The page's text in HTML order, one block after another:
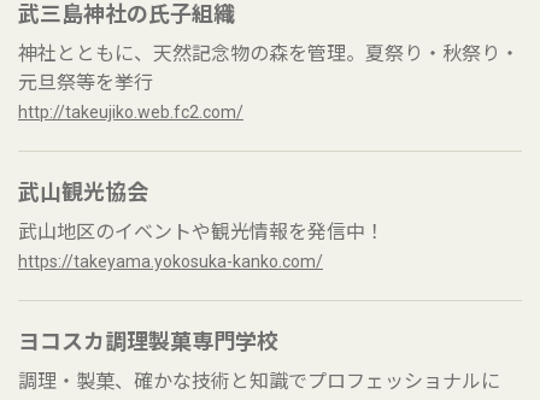
武三島神社の氏子組織
神社とともに、天然記念物の森を管理。夏祭り・秋祭り・
元旦祭等を挙行
http://takeujiko.web.fc2.com/
武山観光協会
武山地区のイベントや観光情報を発信中！
https://takeyama.yokosuka-kanko.com/
ヨコスカ調理製菓専門学校
調理・製菓、確かな技術と知識でプロフェッショナルに